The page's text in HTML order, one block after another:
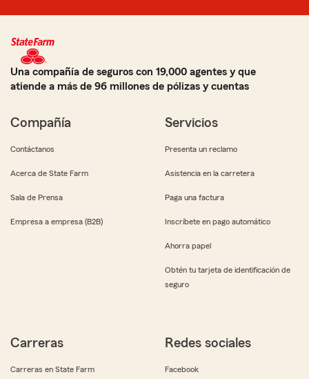
Una compañía de seguros con 19,000 agentes y que
atiende a más de 96 millones de pólizas y cuentas
Compañía
Contáctanos
Acerca de State Farm
Sala de Prensa
Empresa a empresa (B2B)
Servicios
Presenta un reclamo
Asistencia en la carretera
Paga una factura
Inscríbete en pago automático
Ahorra papel
Obtén tu tarjeta de identificación de
seguro
Carreras
Carreras en State Farm
Redes sociales
Facebook